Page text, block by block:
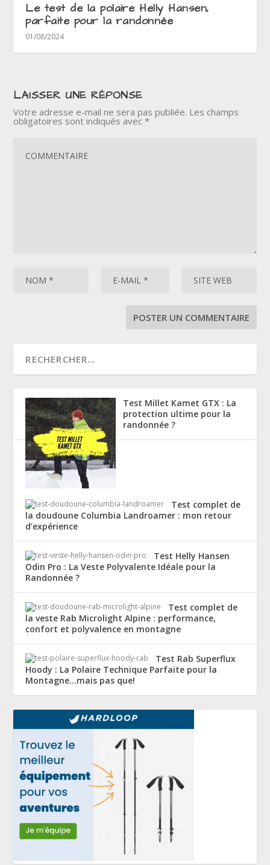
Le test de la polaire Helly Hansen,
parfaite pour la randonnée
01/08/2024
LAISSER UNE RÉPONSE
Votre adresse e-mail ne sera pas publiée. Les champs
obligatoires sont indiqués avec*
Test Millet Kamet GTX : La
protection ultime pour la
randonnée ?
Test complet de
la doudoune Columbia Landroamer : mon retour
d’expérience
Test Helly Hansen
Odin Pro : La Veste Polyvalente Idéale pour la
Randonnée ?
Test complet de
la veste Rab Microlight Alpine : performance,
confort et polyvalence en montagne
Test Rab Superflux
Hoody : La Polaire Technique Parfaite pour la
Montagne…mais pas que!